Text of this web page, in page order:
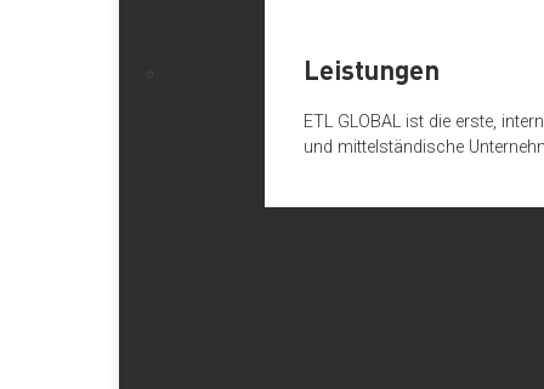
Leistungen
ETL GLOBAL ist die erste,
und mittelständische